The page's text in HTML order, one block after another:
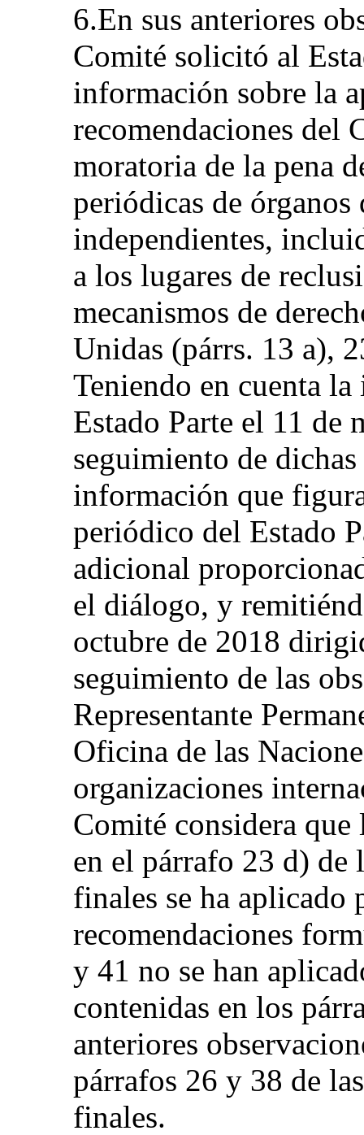
6.En sus anteriores
Comité solicitó al
información sobre la
recomendaciones del
moratoria de la pena
periódicas de
independientes,
a los lugares de
mecanismos de
Unidas (párrs. 13 a),
Teniendo en cuenta
Estado Parte el 11 de
seguimiento de
información que
periódico del Estado
adicional
el diálogo, y
octubre de 2018
seguimiento de las
Representante
Oficina de las
organizaciones
Comité considera
en el párrafo 23 d) de
finales se ha aplicado
recomendaciones
y 41 no se han
contenidas en los
anteriores
párrafos 26 y 38 de
finales.